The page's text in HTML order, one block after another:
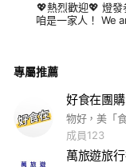
💖熱烈歡迎💖 燈發参選總會第53屆候任總會長競選活動主題：
咱是一家人！ We are family! 發哥-秉持「創新、透明、多元、
專屬推薦
好食在團
成員123
萬旅遊旅行